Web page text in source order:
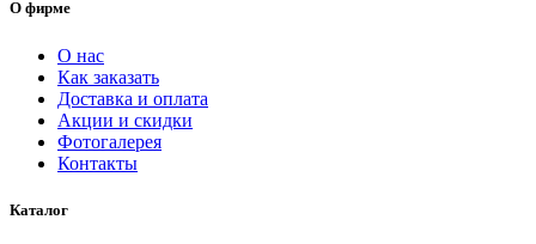
О фирме
О нас
Как заказать
Доставка и оплата
Акции и скидки
Фотогалерея
Контакты
Каталог